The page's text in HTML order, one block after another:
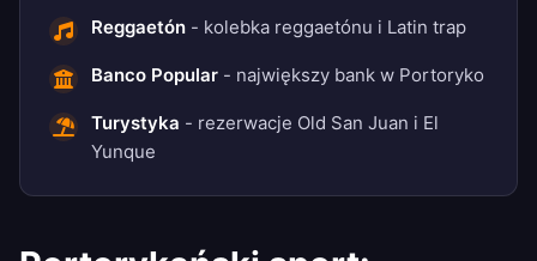
Reggaetón - kolebka reggaetónu i Latin trap
Banco Popular - największy bank w Portoryko
Turystyka - rezerwacje Old San Juan i El
Yunque